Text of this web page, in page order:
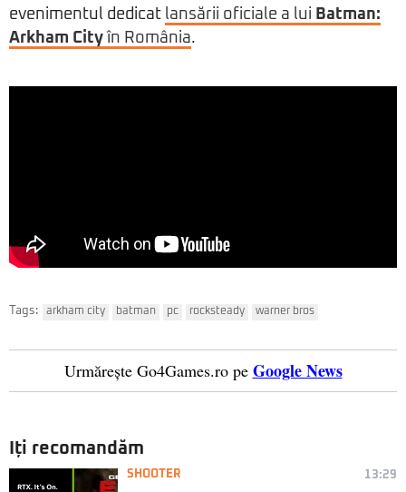
evenimentul dedicat lansării oficiale a lui Batman:
Arkham City în România.
Tags: arkham city batman pc rocksteady warner bros
Urmărește Go4Games.ro pe Google News
Iți recomandăm
SHOOTER 13:29